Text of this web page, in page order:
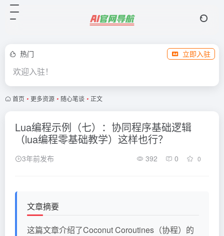
热门 立即入驻
欢迎入驻！
首页 • 更多资源 • 随心笔谈 • 正文
Lua编程示例（七）：协同程序基础逻辑
（lua编程零基础教学）这样也行？
3年前发布 392 0 0
文章摘要
这篇文章介绍了Coconut Coroutines（协程）的